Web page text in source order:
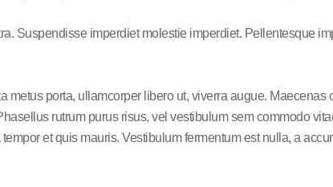
Suspendisse imperdiet molestie imperdiet. Pellentesque
porta, ullamcorper libero ut, viverra augue. Maecenas
rutrum purus risus, vel vestibulum sem commodo
et quis mauris. Vestibulum fermentum est nulla, a